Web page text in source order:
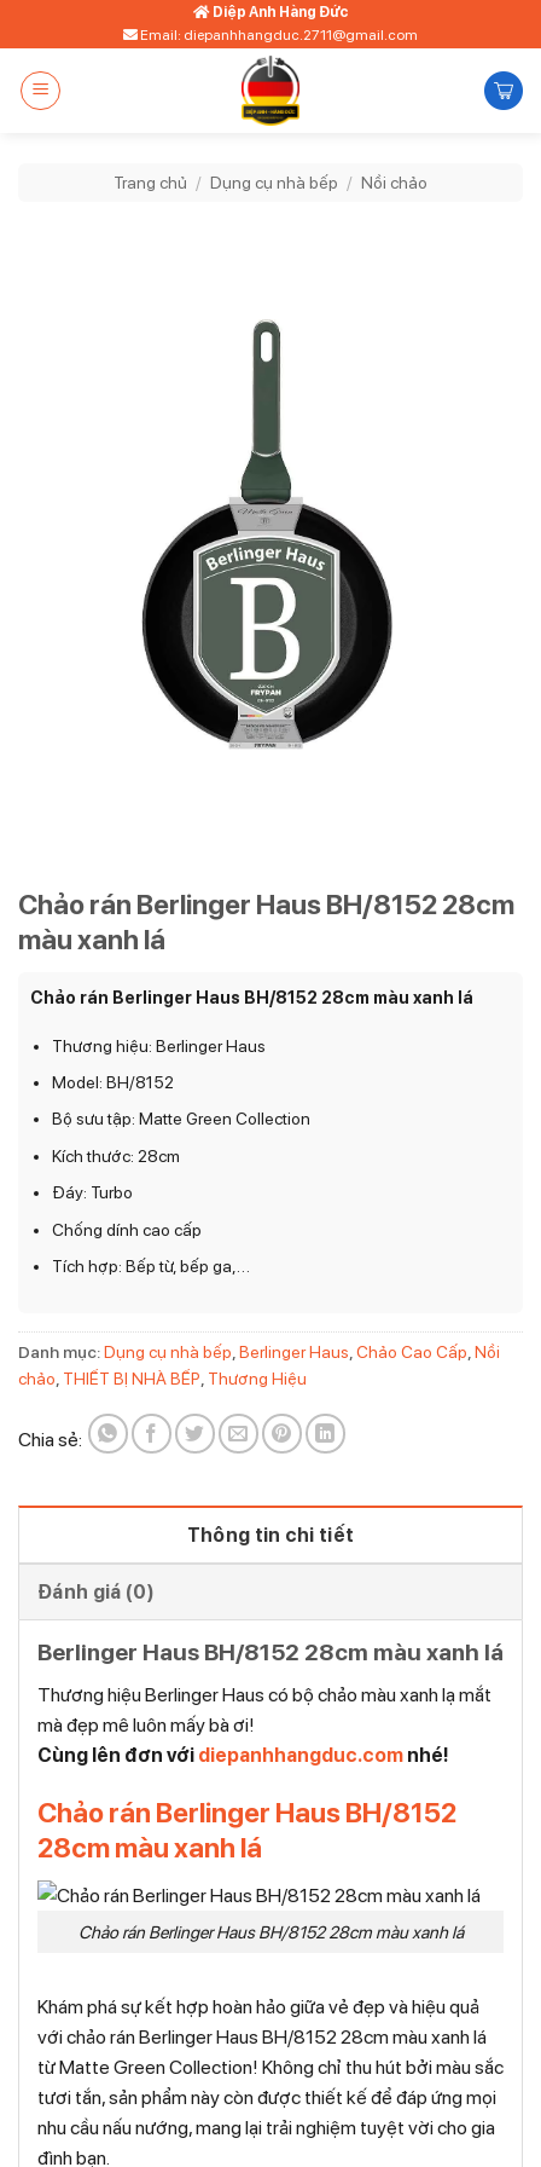
qua
dung
Diệp Anh Hàng Đức
Email: diepanhhangduc.2711@gmail.com
Trang chủ / Dụng cụ nhà bếp / Nồi chảo
Chảo rán Berlinger Haus BH/8152 28cm
màu xanh lá
Chảo rán Berlinger Haus BH/8152 28cm màu xanh lá
Thương hiệu: Berlinger Haus
Model: BH/8152
Bộ sưu tập: Matte Green Collection
Kích thước: 28cm
Đáy: Turbo
Chống dính cao cấp
Tích hợp: Bếp từ, bếp ga,…
Danh mục:Dụng cụ nhà bếp,Berlinger Haus,Chảo Cao Cấp,Nồi
chảo, THIẾT BỊ NHÀ BẾP, Thương Hiệu
Chia sẻ:
Thông tin chi tiết
Đánh giá (0)
Berlinger Haus BH/8152 28cm màu xanh lá
Thương hiệu Berlinger Haus có bộ chảo màu xanh lạ mắt
mà đẹp mê luôn mấy bà ơi!
Cùng lên đơn với diepanhhangduc.com nhé!
Chảo rán Berlinger Haus BH/8152
28cm màu xanh lá
Chảo rán Berlinger Haus BH/8152 28cm màu xanh lá
Khám phá sự kết hợp hoàn hảo giữa vẻ đẹp và hiệu quả
với chảo rán Berlinger Haus BH/8152 28cm màu xanh lá
từ Matte Green Collection! Không chỉ thu hút bởi màu sắc
tươi tắn, sản phẩm này còn được thiết kế để đáp ứng mọi
nhu cầu nấu nướng, mang lại trải nghiệm tuyệt vời cho gia
đình bạn.